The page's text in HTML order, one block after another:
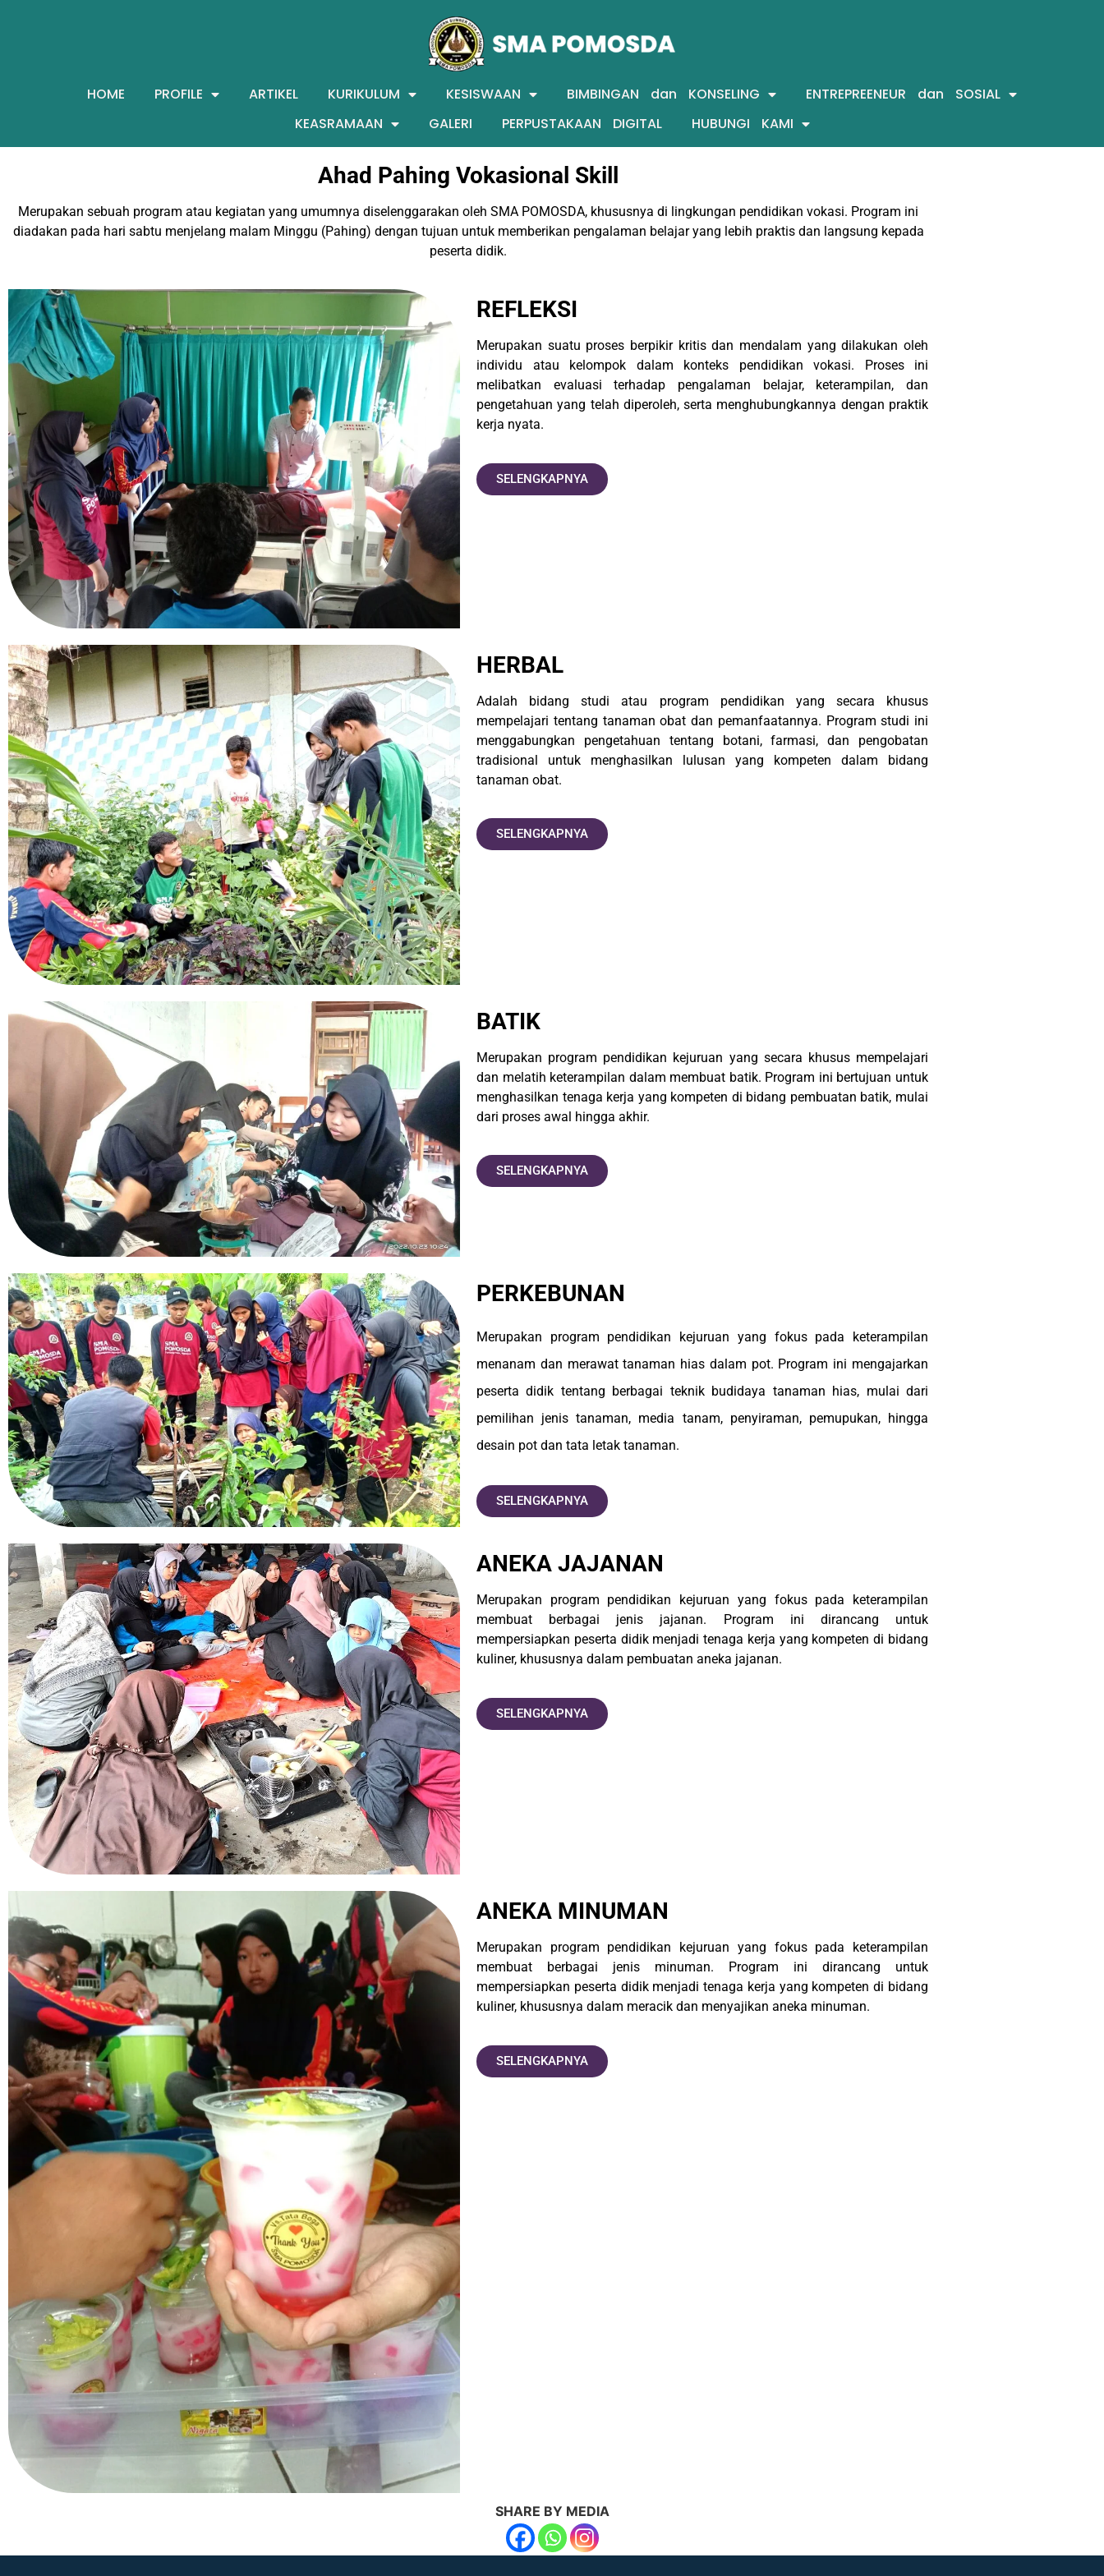
HOME PROFILE ARTIKEL KURIKULUM KESISWAAN BIMBINGAN dan KONSELING
ENTREPREENEUR dan SOSIAL
KEASRAMAAN
GALERI PERPUSTAKAAN DIGITAL HUBUNGI KAMI
Ahad Pahing Vokasional Skill
Merupakan sebuah program atau kegiatan yang umumnya diselenggarakan oleh SMA POMOSDA, khususnya di lingkungan pendidikan vokasi. Program ini
diadakan pada hari sabtu menjelang malam Minggu (Pahing) dengan tujuan untuk memberikan pengalaman belajar yang lebih praktis dan langsung kepada
peserta didik.
REFLEKSI
Merupakan suatu proses berpikir kritis dan mendalam yang dilakukan oleh
individu atau kelompok dalam konteks pendidikan vokasi. Proses ini
melibatkan evaluasi terhadap pengalaman belajar, keterampilan, dan
pengetahuan yang telah diperoleh, serta menghubungkannya dengan praktik
kerja nyata.
SELENGKAPNYA
HERBAL
Adalah bidang studi atau program pendidikan yang secara khusus
mempelajari tentang tanaman obat dan pemanfaatannya. Program studi ini
menggabungkan pengetahuan tentang botani, farmasi, dan pengobatan
tradisional untuk menghasilkan lulusan yang kompeten dalam bidang
tanaman obat.
SELENGKAPNYA
BATIK
Merupakan program pendidikan kejuruan yang secara khusus mempelajari
dan melatih keterampilan dalam membuat batik. Program ini bertujuan untuk
menghasilkan tenaga kerja yang kompeten di bidang pembuatan batik, mulai
dari proses awal hingga akhir.
SELENGKAPNYA
PERKEBUNAN
Merupakan program pendidikan kejuruan yang fokus pada keterampilan
menanam dan merawat tanaman hias dalam pot. Program ini mengajarkan
peserta didik tentang berbagai teknik budidaya tanaman hias, mulai dari
pemilihan jenis tanaman, media tanam, penyiraman, pemupukan, hingga
desain pot dan tata letak tanaman.
SELENGKAPNYA
ANEKA JAJANAN
Merupakan program pendidikan kejuruan yang fokus pada keterampilan
membuat berbagai jenis jajanan. Program ini dirancang untuk
mempersiapkan peserta didik menjadi tenaga kerja yang kompeten di bidang
kuliner, khususnya dalam pembuatan aneka jajanan.
SELENGKAPNYA
ANEKA MINUMAN
Merupakan program pendidikan kejuruan yang fokus pada keterampilan
membuat berbagai jenis minuman. Program ini dirancang untuk
mempersiapkan peserta didik menjadi tenaga kerja yang kompeten di bidang
kuliner, khususnya dalam meracik dan menyajikan aneka minuman.
SELENGKAPNYA
SHARE BY MEDIA